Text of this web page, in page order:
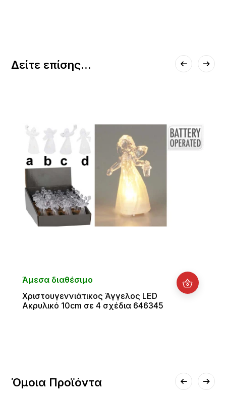
Δείτε επίσης...
Άμεσα διαθέσιμο
Χριστουγεννιάτικος Άγγελος LED
Ακρυλικό 10cm σε 4 σχέδια 646345
Όμοια Προϊόντα